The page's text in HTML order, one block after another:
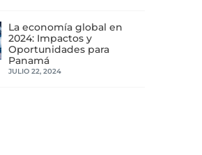
La economía global en
2024: Impactos y
Oportunidades para
Panamá
JULIO 22, 2024